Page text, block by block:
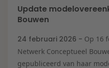
Update
Bouwen
24 februari 2026 - Op 16
Netwerk Conceptueel
gepubliceerd van haar